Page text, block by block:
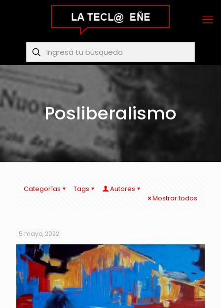
Posliberalismo
Categorías Tags
Autores
Mostrar todos
5 mayo, 2022